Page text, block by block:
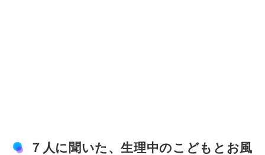
７人に聞いた、生理中のこどもとお風